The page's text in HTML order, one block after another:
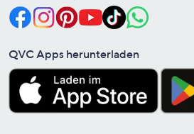
QVC Apps herunterladen